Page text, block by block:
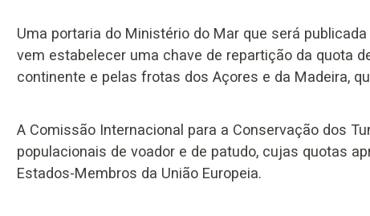
Uma portaria do Ministério do Mar que será
vem estabelecer uma chave de repartição da quota
continente e pelas frotas dos Açores e da Madeira,
A Comissão Internacional para a Conservação dos
populacionais de voador e de patudo, cujas quotas
Estados-Membros da União Europeia.